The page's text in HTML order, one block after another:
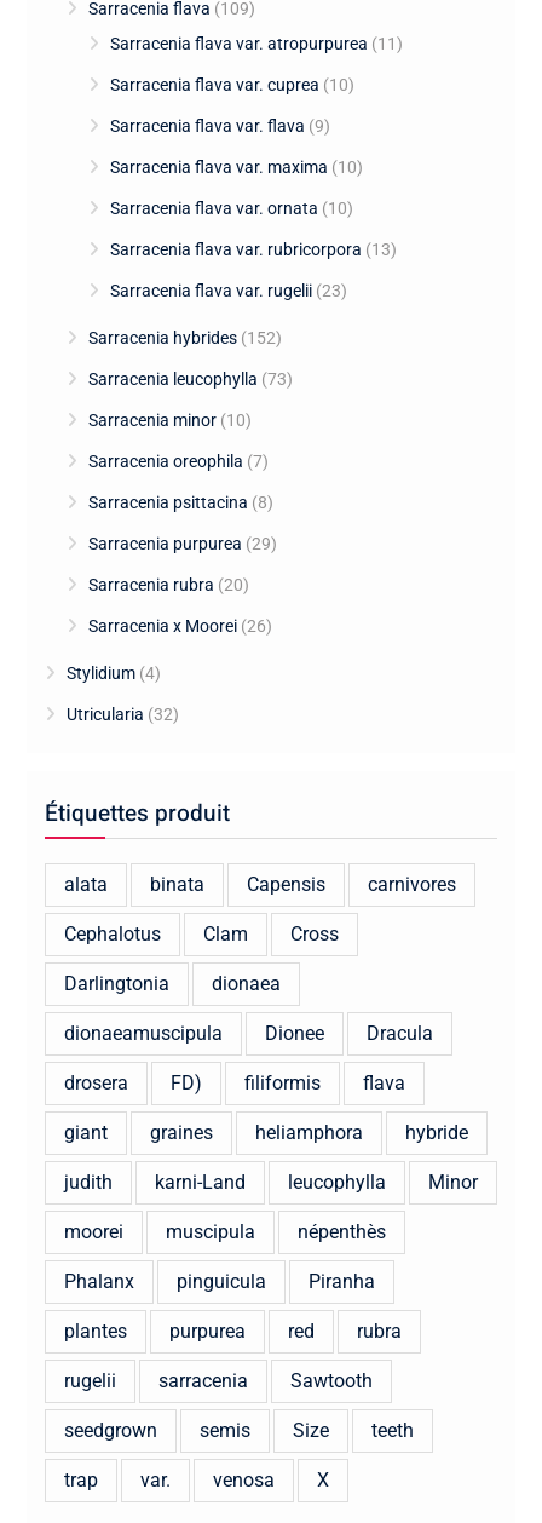
Sarracenia flava (109)
Sarracenia flava var. atropurpurea (11)
Sarracenia flava var. cuprea (10)
Sarracenia flava var. flava (9)
Sarracenia flava var. maxima (10)
Sarracenia flava var. ornata (10)
Sarracenia flava var. rubricorpora (13)
Sarracenia flava var. rugelii (23)
Sarracenia hybrides (152)
Sarracenia leucophylla (73)
Sarracenia minor (10)
Sarracenia oreophila (7)
Sarracenia psittacina (8)
Sarracenia purpurea (29)
Sarracenia rubra (20)
Sarracenia x Moorei (26)
Stylidium (4)
Utricularia (32)
Étiquettes produit
alata binata Capensis carnivores
Cephalotus Clam Cross
Darlingtonia dionaea
dionaeamuscipula Dionee Dracula
drosera FD) filiformis flava
giant graines heliamphora hybride
judith karni-Land leucophylla Minor
moorei muscipula népenthès
Phalanx pinguicula Piranha
plantes purpurea red rubra
rugelii sarracenia Sawtooth
seedgrown semis Size teeth
trap var. venosa X